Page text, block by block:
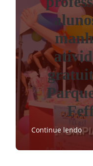
Continue lendo